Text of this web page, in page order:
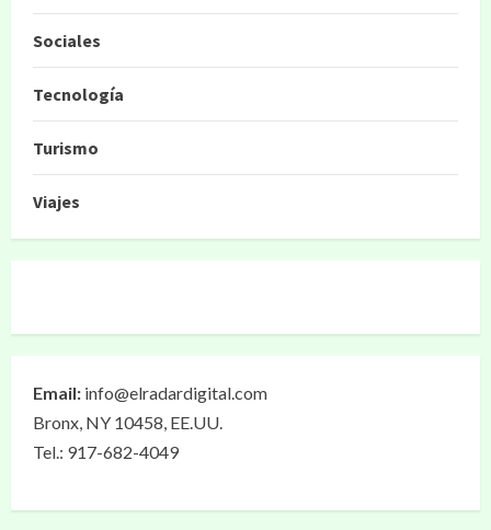
Sociales
Tecnología
Turismo
Viajes
Email: info@elradardigital.com
Bronx, NY 10458, EE.UU.
Tel.: 917-682-4049